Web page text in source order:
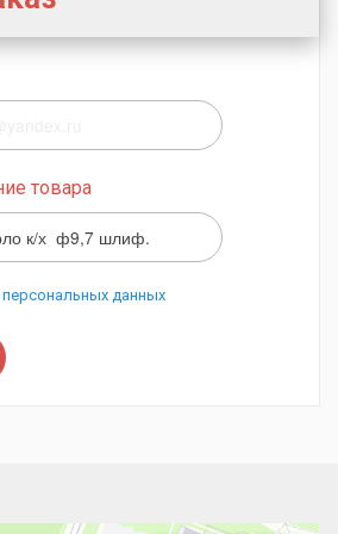
товара
персональных данных